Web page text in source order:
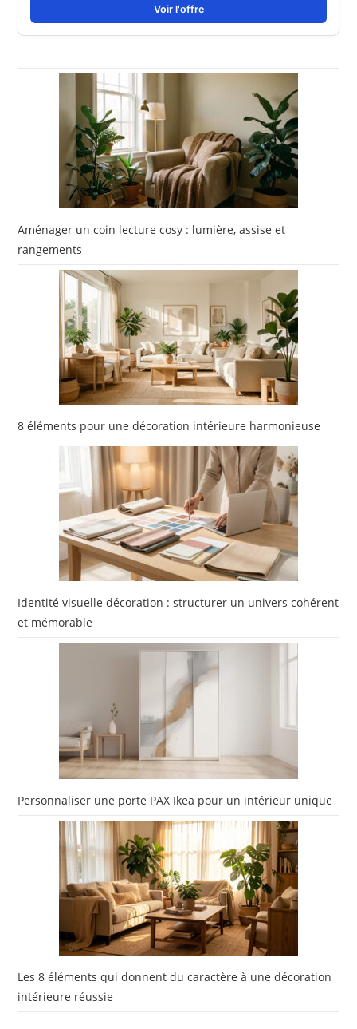
Voir l'offre
Aménager un coin lecture cosy : lumière, assise et
rangements
8 éléments pour une décoration intérieure harmonieuse
Identité visuelle décoration : structurer un univers cohérent
et mémorable
Personnaliser une porte PAX Ikea pour un intérieur unique
Les 8 éléments qui donnent du caractère à une décoration
intérieure réussie